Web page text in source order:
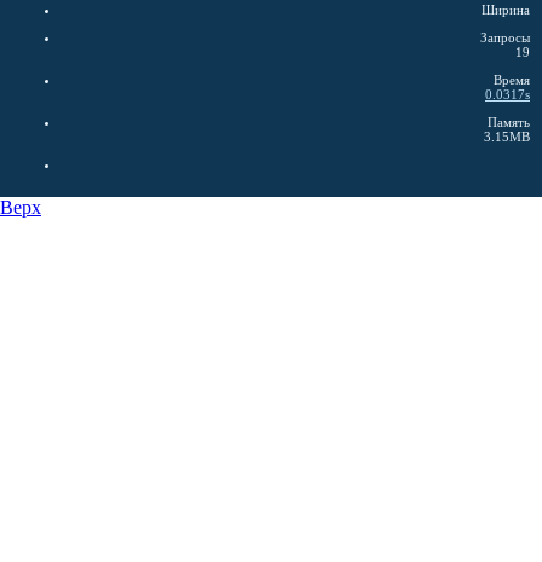
Ширина
Запросы
19
Время
0.0317s
Память
3.15MB
Верх